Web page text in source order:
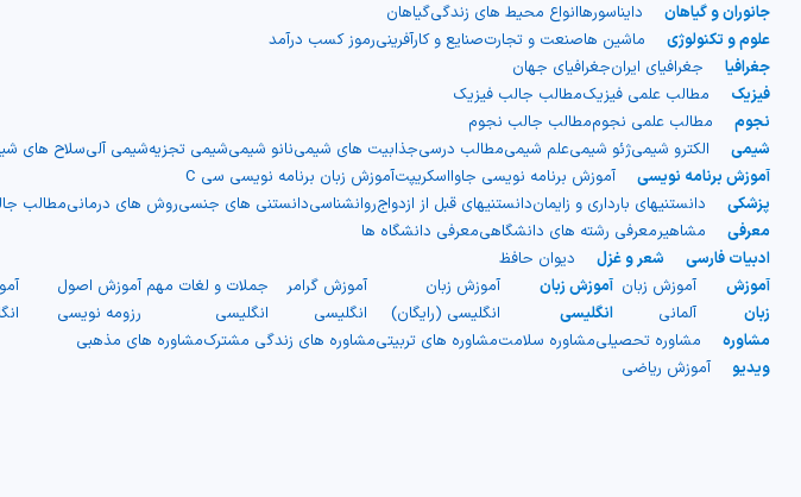
جانوران و گیاهان
دایناسورهاانواع محیط های زندگیگیاهان
علوم و تکنولوژی
ماشین هاصنعت و تجارتصنایع و کارآفرینیرموز کسب درآمد
جغرافیا
جغرافیای ایرانجغرافیای جهان
فیزیک
مطالب علمی فیزیکمطالب جالب فیزیک
نجوم
مطالب علمی نجوممطالب جالب نجوم
شیمی
الکترو شیمیژئو شیمیعلم شیمیمطالب درسیجذابیت های شیمینانو شیمیشیمی تجزیهشیمی آلیسلاح های
آموزش برنامه نویسی
آموزش برنامه نویسی جاوااسکریپتآموزش زبان برنامه نویسی سی C
پزشکی
دانستنیهای بارداری و زایماندانستنیهای قبل از ازدواجروانشناسیدانستنی های جنسیروش های درمانیمطالب
معرفی
مشاهیرمعرفی رشته های دانشگاهیمعرفی دانشگاه ها
ادبیات فارسی
شعر و غزل
دیوان حافظ
آموزش
زبان
آموزش زبان
آلمانی
آموزش زبان
انگلیسی
آموزش زبان
انگلیسی (رایگان)
آموزش گرامر
انگلیسی
جملات و لغات مهم
انگلیسی
آموزش اصول
رزومه نویسی
مشاوره
مشاوره تحصیلیمشاوره سلامتمشاوره های تربیتیمشاوره های زندگی مشترکمشاوره های مذهبی
ویدیو
آموزش ریاضی